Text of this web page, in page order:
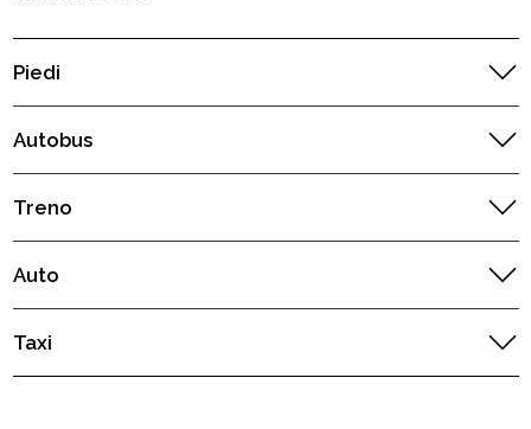
Piedi
Autobus
Treno
Auto
Taxi